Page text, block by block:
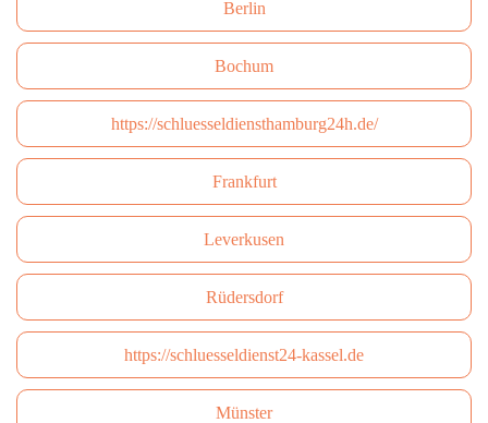
Berlin
Bochum
https://schluesseldiensthamburg24h.de/
Frankfurt
Leverkusen
Rüdersdorf
https://schluesseldienst24-kassel.de
Münster